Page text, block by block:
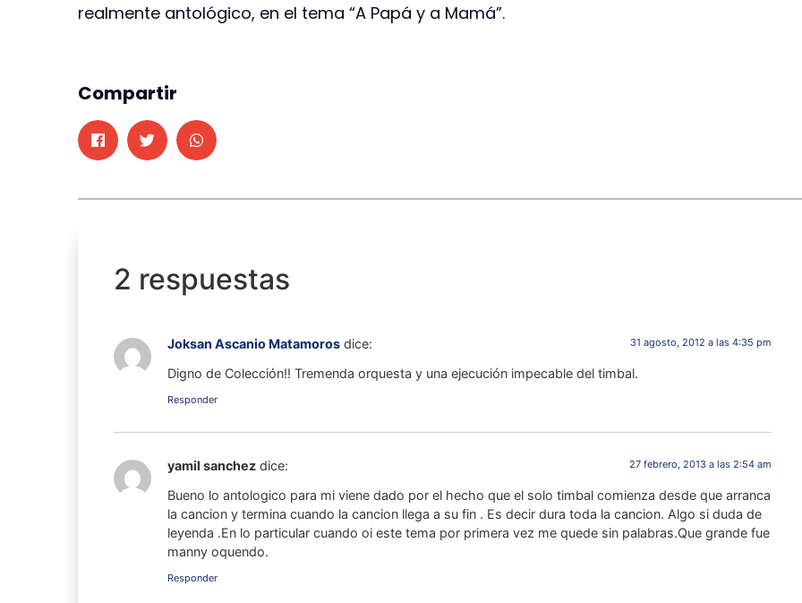
realmente antológico, en el tema “A Papá y a Mamá”.
Compartir
2 respuestas
Joksan Ascanio Matamoros dice: 31 agosto, 2012 a las 4:35 pm
Digno de Colección!! Tremenda orquesta y una ejecución impecable del timbal.
Responder
yamil sanchez dice: 27 febrero, 2013 a las 2:54 am
Bueno lo antologico para mi viene dado por el hecho que el solo timbal comienza desde que arranca
la cancion y termina cuando la cancion llega a su fin . Es decir dura toda la cancion. Algo si duda de
leyenda .En lo particular cuando oi este tema por primera vez me quede sin palabras.Que grande fue
manny oquendo.
Responder